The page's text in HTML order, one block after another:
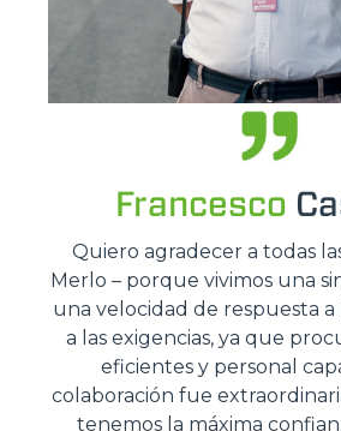
Francesco
Quiero agradecer a todas
Merlo – porque vivimos una
una velocidad de respuesta a
a las exigencias, ya que
eficientes y personal
colaboración fue
tenemos la máxima